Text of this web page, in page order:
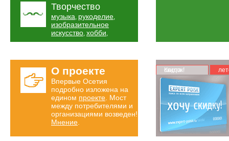
Творчество
музыка, рукоделие,
изобразительное
искусство, хобби,
О проекте
Впервые Осетия
подробно изложена на
едином проекте . Мост
между потребителями и
организациями возведен!
Мнение
Карта скидок!